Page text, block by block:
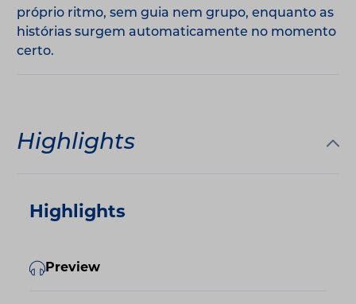
próprio ritmo, sem guia nem grupo, enquanto as
histórias surgem automaticamente no momento
certo.
Highlights
Highlights
Preview